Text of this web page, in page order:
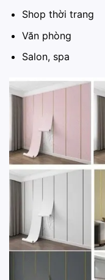
Shop thời trang
Văn phòng
Salon, spa